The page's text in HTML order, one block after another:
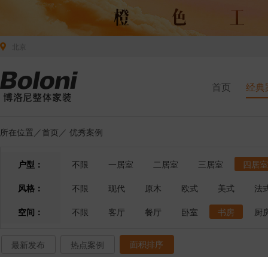
首页 经典
所在位置／首页 ／ 优秀案例
户型： 不限 一居室 二居室 三居室
四居室
风格：
不限 现代 原木 欧式 美式
法
空间：
不限 客厅 餐厅 卧室 书房 厨
最新发布 热点案例 面积排序